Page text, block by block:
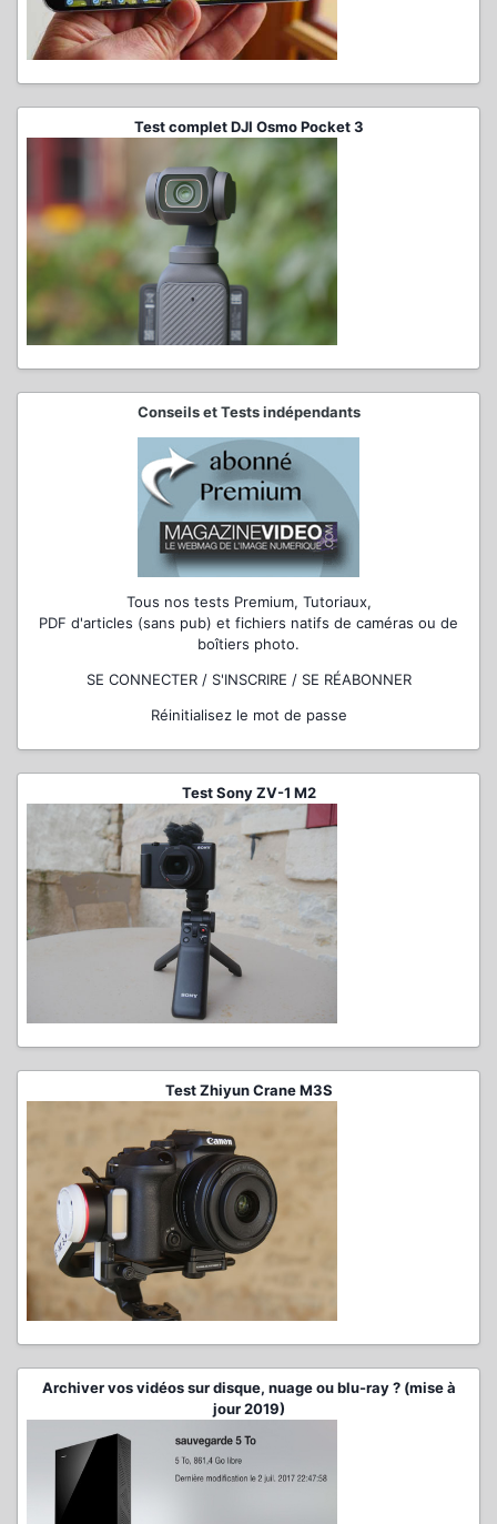
Test complet DJI Osmo Pocket 3
Conseils et Tests indépendants
Tous nos tests Premium, Tutoriaux,
PDF d'articles (sans pub) et fichiers natifs de caméras ou de
boîtiers photo.
SE CONNECTER / S'INSCRIRE / SE RÉABONNER
Réinitialisez le mot de passe
Test Sony ZV-1 M2
Test Zhiyun Crane M3S
Archiver vos vidéos sur disque, nuage ou blu-ray ? (mise à
jour 2019)